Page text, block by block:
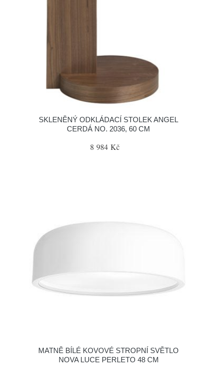
SKLENĚNÝ ODKLÁDACÍ STOLEK ANGEL
CERDÁ NO. 2036, 60 CM
8 984 Kč
MATNĚ BÍLÉ KOVOVÉ STROPNÍ SVĚTLO
NOVA LUCE PERLETO 48 CM